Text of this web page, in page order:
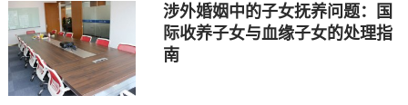
涉外婚姻中的子女抚养问题：国
际收养子女与血缘子女的处理指
南